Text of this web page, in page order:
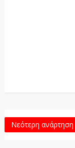
Νεότερη ανάρτηση